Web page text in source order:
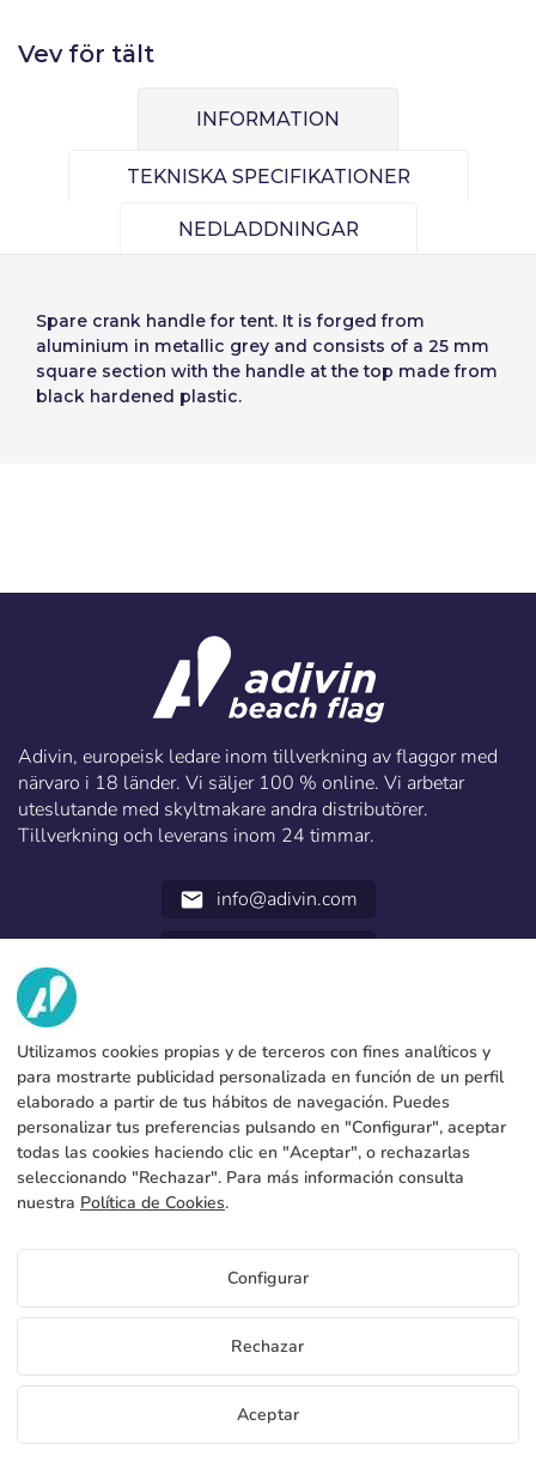
Lösenord:
Kom ihåg lösenord: Ja Nej
Tillgång
Återställ lösenord
Skapa konto
Fabrik info@adivin.com
Deutsch
Italiano
Sverige
Denmark
Vev för tält
INFORMATION
TEKNISKA SPECIFIKATIONER
NEDLADDNINGAR
Spare crank handle for tent. It is forged from
aluminium in metallic grey and consists of a 25 mm
square section with the handle at the top made from
black hardened plastic.
Precios por unidad
Från 1 −1,00 €
Añadiendo producto al carrito
Adivin, europeisk ledare inom tillverkning av flaggor med
närvaro i 18 länder. Vi säljer 100 % online. Vi arbetar
uteslutande med skyltmakare andra distributörer.
Tillverkning och leverans inom 24 timmar.
email info@adivin.com
VI
Fabrik
Kontakt
Blog
TJÄNSTER
Betalningsmetoder
Produktion och frakt
FAQs
JURIDISKA UPPGIFTER
Juridiskt meddelande
Allmänna bestämmelser och villkor
Policy för cookies
Integritetspolicy
SE
C/ Generación 46-48 P.I. La Huertecilla 29196 Málaga Schweiz | S.A CIF
A93349777
Utilizamos cookies propias y de terceros con fines analíticos y
para mostrarte publicidad personalizada en función de un perfil
elaborado a partir de tus hábitos de navegación. Puedes
personalizar tus preferencias pulsando en "Configurar", aceptar
todas las cookies haciendo clic en "Aceptar", o rechazarlas
seleccionando "Rechazar". Para más información consulta
nuestra Política de Cookies.
Configurar
Rechazar
Aceptar